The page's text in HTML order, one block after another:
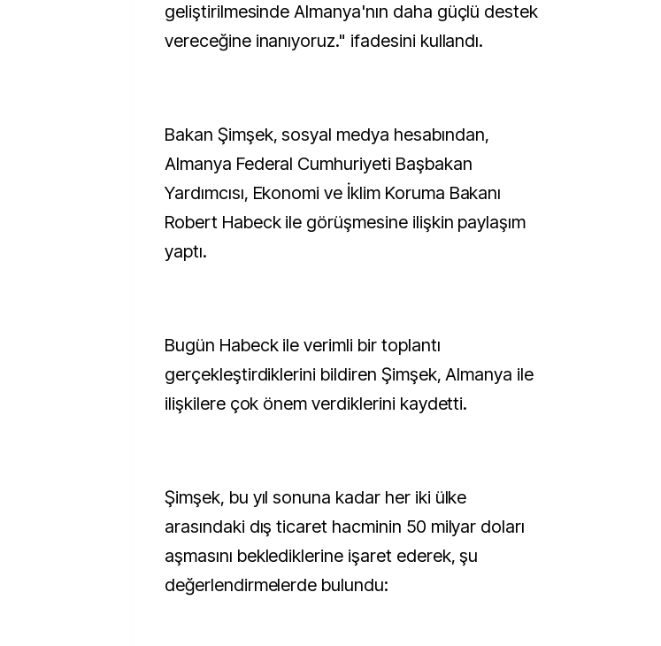
geliştirilmesinde Almanya'nın daha güçlü destek
vereceğine inanıyoruz." ifadesini kullandı.
Bakan Şimşek, sosyal medya hesabından,
Almanya Federal Cumhuriyeti Başbakan
Yardımcısı, Ekonomi ve İklim Koruma Bakanı
Robert Habeck ile görüşmesine ilişkin paylaşım
yaptı.
Bugün Habeck ile verimli bir toplantı
gerçekleştirdiklerini bildiren Şimşek, Almanya ile
ilişkilere çok önem verdiklerini kaydetti.
Şimşek, bu yıl sonuna kadar her iki ülke
arasındaki dış ticaret hacminin 50 milyar doları
aşmasını beklediklerine işaret ederek, şu
değerlendirmelerde bulundu: